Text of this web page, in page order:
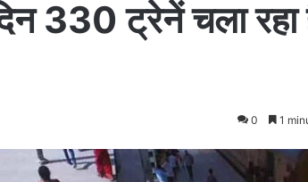
330 ट्रेनें चला रहा
0 1